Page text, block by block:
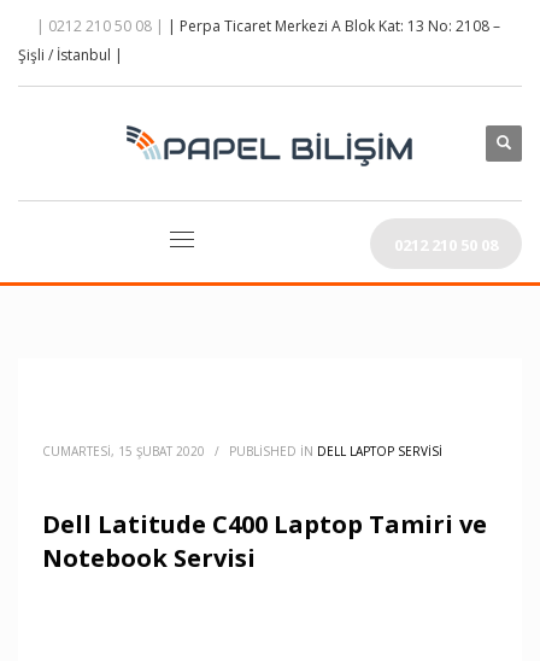
| 0212 210 50 08 | | Perpa Ticaret Merkezi A Blok Kat: 13 No: 2108 –
Şişli / İstanbul |
0212 210 50 08
CUMARTESI, 15 ŞUBAT 2020 / PUBLISHED IN DELL LAPTOP SERVISI
Dell Latitude C400 Laptop Tamiri ve
Notebook Servisi